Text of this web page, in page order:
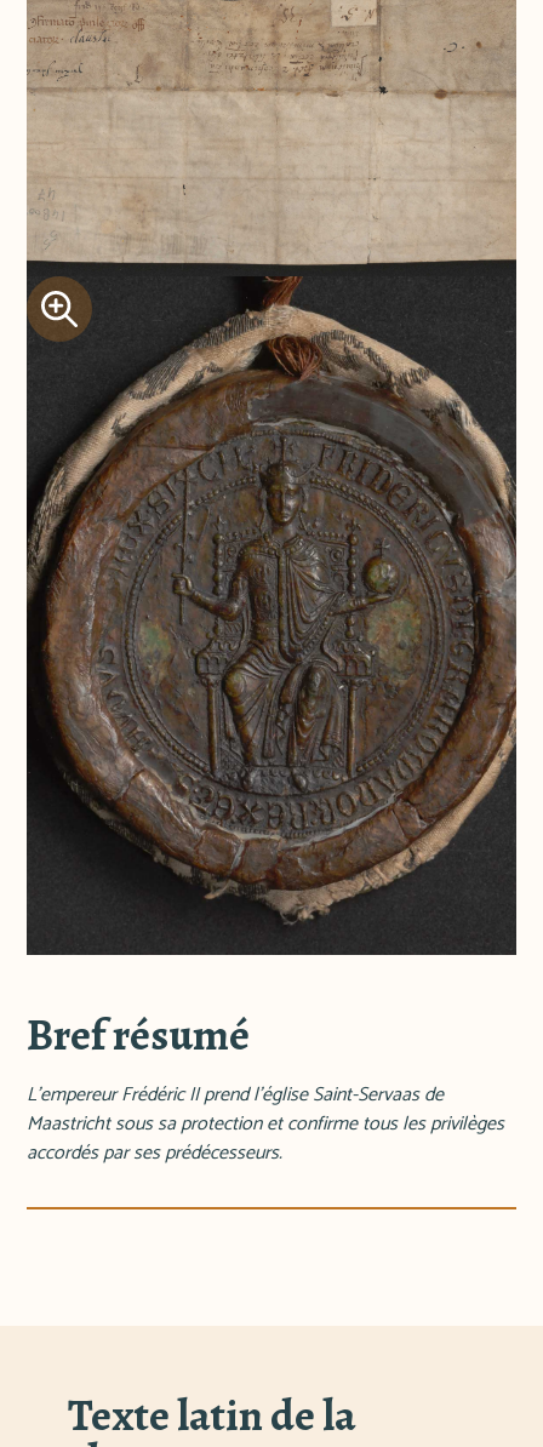
Bref résumé
L'empereur Frédéric II prend l'église Saint-Servaas de
Maastricht sous sa protection et confirme tous les privilèges
accordés par ses prédécesseurs.
Texte latin de la